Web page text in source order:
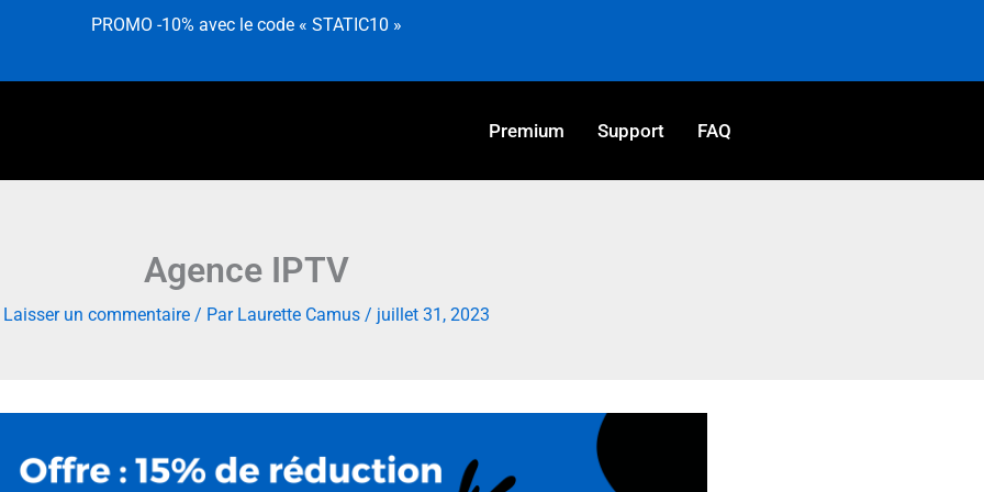
PROMO -10% avec le code « STATIC10 »
Premium Support FAQ
Agence IPTV
Laisser un commentaire / Par Laurette Camus / juillet 31, 2023